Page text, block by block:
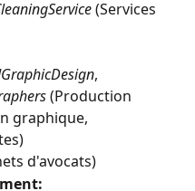
(Services
,
(Production
graphique,
d'avocats)